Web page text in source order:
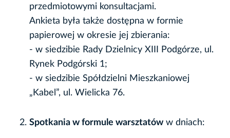
przedmiotowymi konsultacjami.
Ankieta była także dostępna w formie
papierowej w okresie jej zbierania:
- w siedzibie Rady Dzielnicy XIII Podgórze, ul.
Rynek Podgórski 1;
- w siedzibie Spółdzielni Mieszkaniowej
„Kabel”, ul. Wielicka 76.
Spotkania w formule warsztatów w dniach: